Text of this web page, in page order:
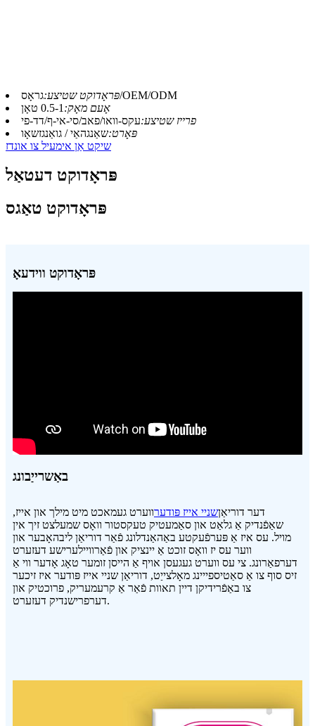
פּראָדוקט שטיצע:גראָס/OEM/ODM
אָעם מאָק: 0.5-1 טאָן
פרייז שטיצע:עקס-וואו/פאב/סי-אי-ף/דד-פי
פּאָרט:שאַנגהאַי / גואַנגזשאָו
שיקט אַן אימעיל צו אונדז
פּראָדוקט דעטאַל
פּראָדוקט טאַגס
פּראָדוקט ווידעאָ
באַשרייַבונג
דער דוריאַןשניי אייז פּודערווערט געמאכט מיט מילך און אייז,
שאַפֿנדיק אַ גלאַט און סאַמעטיק טעקסטור וואָס שמעלצט זיך אין
מויל. עס איז אַ פּערפֿעקטע באַהאַנדלונג פֿאַר דוריאַן ליבהאָבער און
ווער עס יז וואָס זוכט אַ יינציק און פֿאַרוויילערישע דעזערט
דערפאַרונג. צי עס ווערט געגעסן אויף אַ הייסן זומער טאָג אָדער ווי אַ
זיס סוף צו אַ סאַטיספייינג מאָלצייַט, דוריאַן שניי אייז פּודער איז זיכער
צו באַפֿרידיקן דיין תאוות פֿאַר אַ קרעמעריק, פרוכטיק און
דערפרישנדיק דעזערט.